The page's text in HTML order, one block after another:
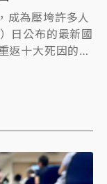
成為壓垮許多人
日公布的最新國
返十大死因的
導致中壯年國
64歲是因債務
，將跨部會強
相關知能。